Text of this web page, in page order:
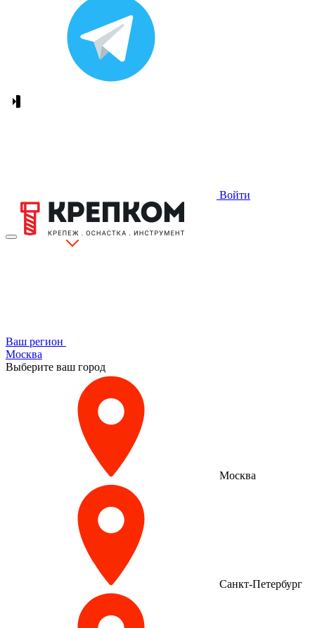
Войти
Ваш регион
Москва
Выберите ваш город
Москва
Санкт-Петербург